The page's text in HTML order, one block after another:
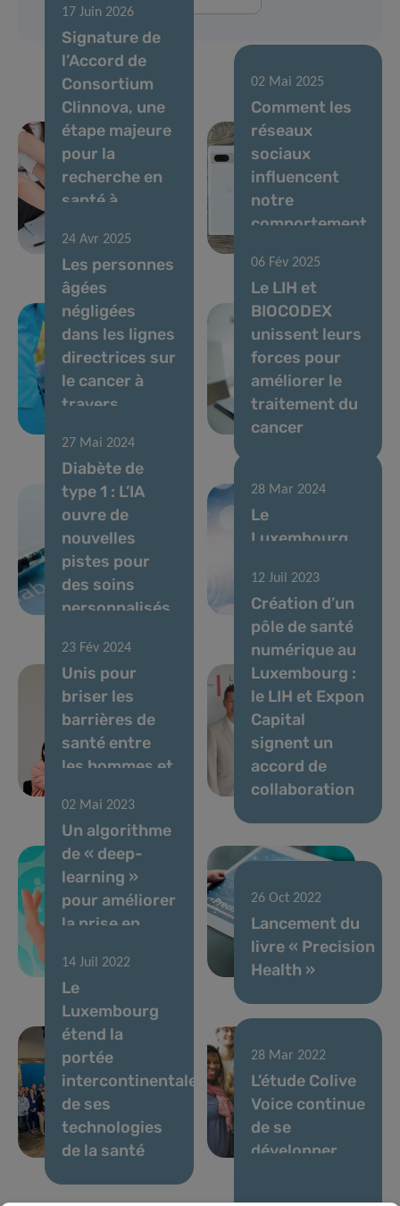
17 Juin 2026
Signature de
l’Accord de
Consortium
Clinnova, une
étape majeure
pour la
recherche en
santé à
l’Europe
02 Mai 2025
Comment les
réseaux
sociaux
influencent
notre
comportement
24 Avr 2025
Les personnes
âgées
négligées
dans les lignes
directrices sur
le cancer à
travers
06 Fév 2025
Le LIH et
BIOCODEX
unissent leurs
forces pour
améliorer le
traitement du
cancer
27 Mai 2024
Diabète de
type 1 : L’IA
ouvre de
nouvelles
pistes pour
des soins
personnalisés
28 Mar 2024
Le
Luxembourg
Dataspace 4
Health
23 Fév 2024
Unis pour
briser les
barrières de
santé entre
les hommes et
12 Juil 2023
Création d’un
pôle de santé
numérique au
Luxembourg :
le LIH et Expon
Capital
signent un
accord de
collaboration
02 Mai 2023
Un algorithme
de « deep-
learning »
pour améliorer
la prise en
diabète
26 Oct 2022
Lancement du
livre « Precision
Health »
14 Juil 2022
Le
Luxembourg
étend la
portée
intercontinentale
de ses
technologies
de la santé
28 Mar 2022
L’étude Colive
Voice continue
de se
développer